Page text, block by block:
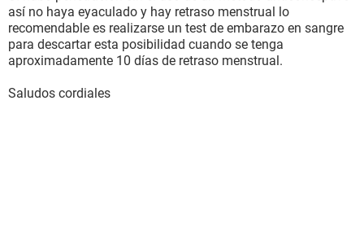
así no haya eyaculado y hay retraso menstrual lo
recomendable es realizarse un test de embarazo en sangre
para descartar esta posibilidad cuando se tenga
aproximadamente 10 días de retraso menstrual.
Saludos cordiales